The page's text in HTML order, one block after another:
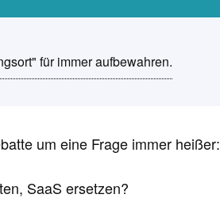
für immer aufbewahren.
um eine Frage immer heißer:
SaaS ersetzen?